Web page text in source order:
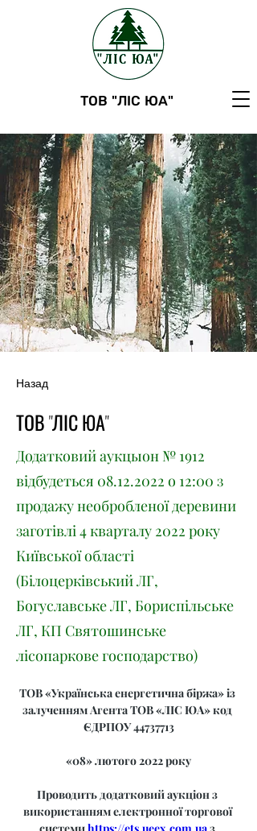
ТОВ "ЛІС ЮА"
Назад
ТОВ "ЛІС ЮА"
Додатковий аукцыон № 1912
відбудеться 08.12.2022 о 12:00 з
продажу необробленої деревини
заготівлі 4 кварталу 2022 року
Київської області
(Білоцерківський ЛГ,
Богуславське ЛГ, Бориспільське
ЛГ, КП Святошинське
лісопаркове господарство)
ТОВ «Українська енергетична біржа» із
залученням Агента ТОВ «ЛІС ЮА» код
ЄДРПОУ 44737713
«08» лютого 2022 року
Проводить додатковий аукціон з
використанням електронної торгової